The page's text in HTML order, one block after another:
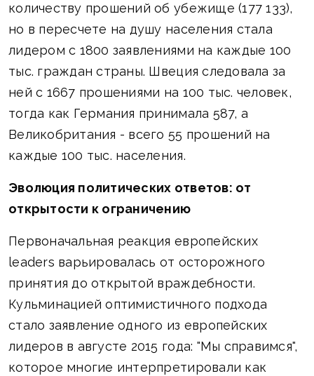
количеству прошений об убежище (177 133),
но в пересчете на душу населения стала
лидером с 1800 заявлениями на каждые 100
тыс. граждан страны. Швеция следовала за
ней с 1667 прошениями на 100 тыс. человек,
тогда как Германия принимала 587, а
Великобритания - всего 55 прошений на
каждые 100 тыс. населения.
Эволюция политических ответов: от
открытости к ограничению
Первоначальная реакция европейских
leaders варьировалась от осторожного
принятия до открытой враждебности.
Кульминацией оптимистичного подхода
стало заявление одного из европейских
лидеров в августе 2015 года: "Мы справимся",
которое многие интерпретировали как